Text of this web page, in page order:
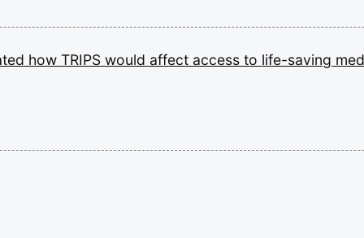
how TRIPS would affect access to life-saving